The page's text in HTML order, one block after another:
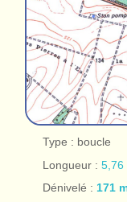
Type : boucle
Longueur : 5,76
Dénivelé : 171